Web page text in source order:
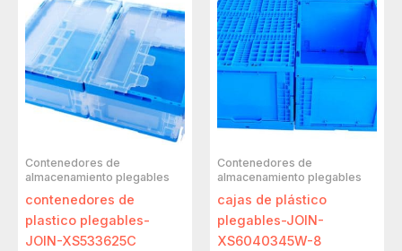
Contenedores de
almacenamiento plegables
contenedores de
plastico plegables-
JOIN-XS533625C
Contenedores de
almacenamiento plegables
cajas de plástico
plegables-JOIN-
XS6040345W-8